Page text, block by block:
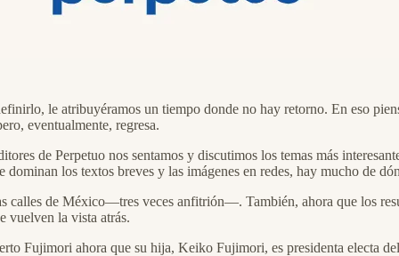
le atribuyéramos un tiempo donde no hay retorno. En eso
eventualmente, regresa.
de Perpetuo nos sentamos y discutimos los temas más
los textos breves y las imágenes en redes, hay mucho de
de México—tres veces anfitrión—. También, ahora que los
vuelven la vista atrás.
Fujimori ahora que su hija, Keiko Fujimori, es presidenta electa